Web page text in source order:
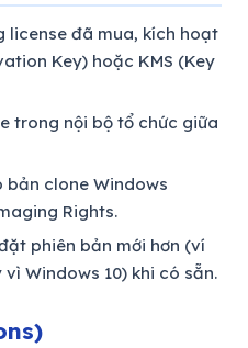
license đã mua, kích hoạt
Key) hoặc KMS (Key
trong nội bộ tổ chức giữa
bản clone Windows
Rights.
phiên bản mới hơn (ví
Windows 10) khi có sẵn.